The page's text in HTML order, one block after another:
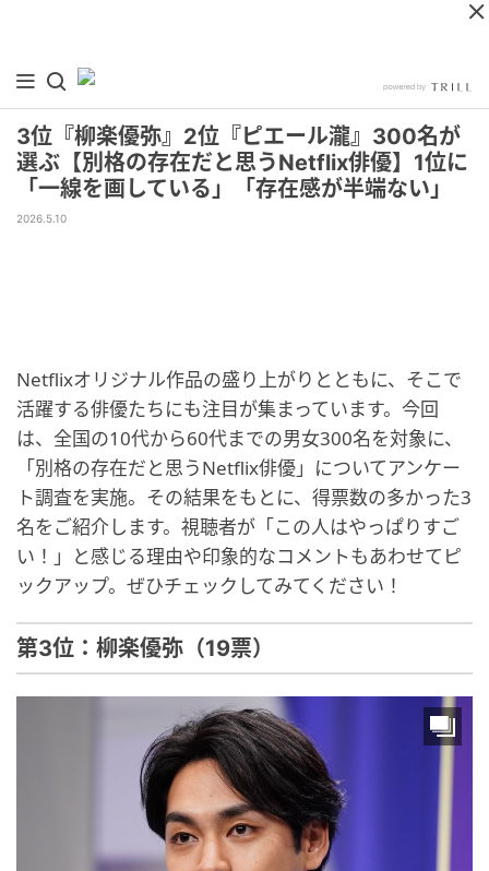
3位『柳楽優弥』2位『ピエール瀧』300名が
選ぶ【別格の存在だと思うNetflix俳優】1位に
「一線を画している」「存在感が半端ない」
2026.5.10
Netflixオリジナル作品の盛り上がりとともに、そこで
活躍する俳優たちにも注目が集まっています。今回
は、全国の10代から60代までの男女300名を対象に、
「別格の存在だと思うNetflix俳優」についてアンケー
ト調査を実施。その結果をもとに、得票数の多かった3
名をご紹介します。視聴者が「この人はやっぱりすご
い！」と感じる理由や印象的なコメントもあわせてピ
ックアップ。ぜひチェックしてみてください！
第3位：柳楽優弥（19票）